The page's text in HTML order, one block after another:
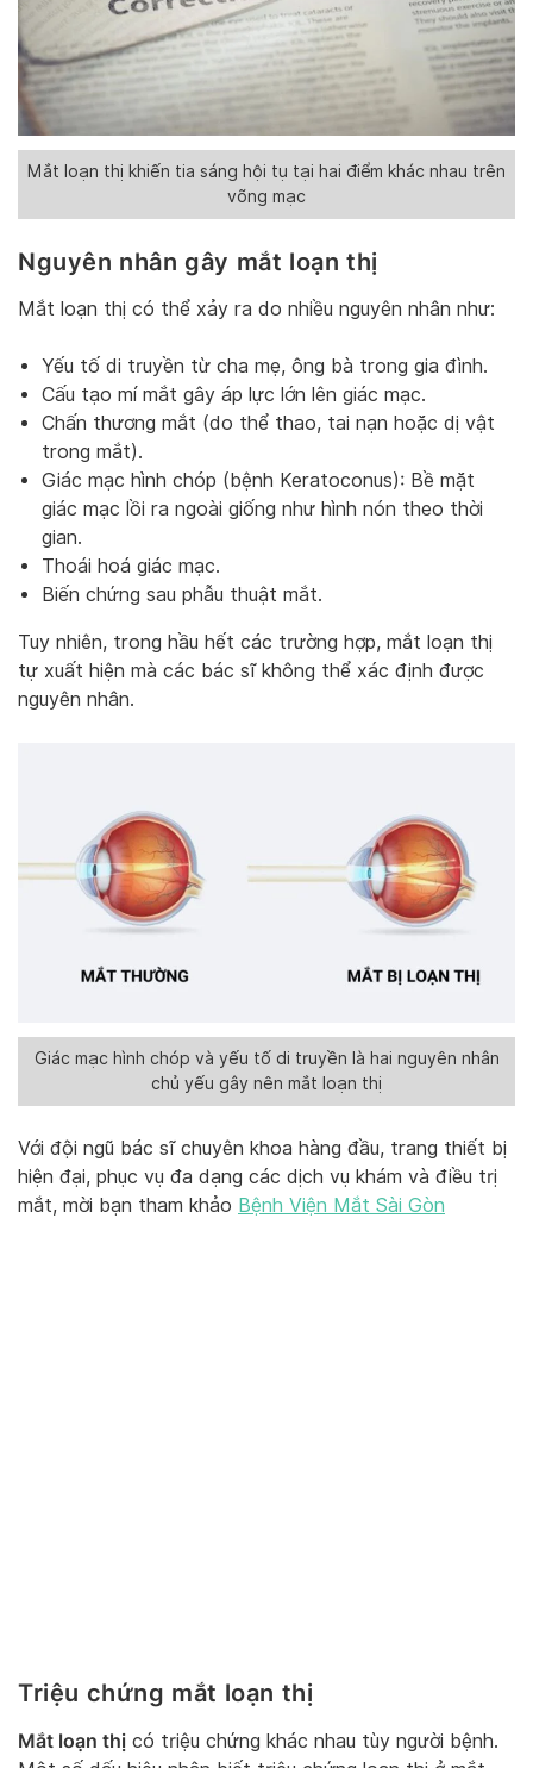
Mắt loạn thị khiến tia sáng hội tụ tại hai điểm khác nhau trên
võng mạc
Nguyên nhân gây mắt loạn thị
Mắt loạn thị có thể xảy ra do nhiều nguyên nhân như:
Yếu tố di truyền từ cha mẹ, ông bà trong gia đình.
Cấu tạo mí mắt gây áp lực lớn lên giác mạc.
Chấn thương mắt (do thể thao, tai nạn hoặc dị vật
trong mắt).
Giác mạc hình chóp (bệnh Keratoconus): Bề mặt
giác mạc lồi ra ngoài giống như hình nón theo thời
gian.
Thoái hoá giác mạc.
Biến chứng sau phẫu thuật mắt.
Tuy nhiên, trong hầu hết các trường hợp, mắt loạn thị
tự xuất hiện mà các bác sĩ không thể xác định được
nguyên nhân.
Giác mạc hình chóp và yếu tố di truyền là hai nguyên nhân
chủ yếu gây nên mắt loạn thị
Với đội ngũ bác sĩ chuyên khoa hàng đầu, trang thiết bị
hiện đại, phục vụ đa dạng các dịch vụ khám và điều trị
mắt, mời bạn tham khảo Bệnh Viện Mắt Sài Gòn
Triệu chứng mắt loạn thị
Mắt loạn thị có triệu chứng khác nhau tùy người bệnh.